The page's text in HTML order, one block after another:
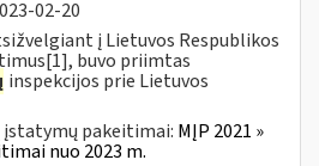
02-20
į Lietuvos Respublikos
buvo priimtas
inspekcijos prie Lietuvos
įstatymų pakeitimai: MĮP 2021 »
nuo 2023 m.